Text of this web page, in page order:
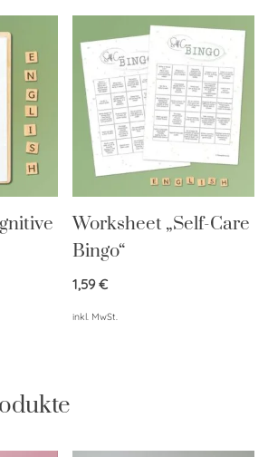
Worksheet „Self-Care
Bingo“
1,59€
inkl. MwSt.